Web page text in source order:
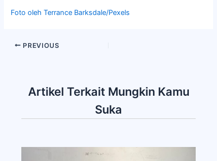
Foto oleh Terrance Barksdale/Pexels
PREVIOUS
Artikel Terkait Mungkin Kamu
Suka